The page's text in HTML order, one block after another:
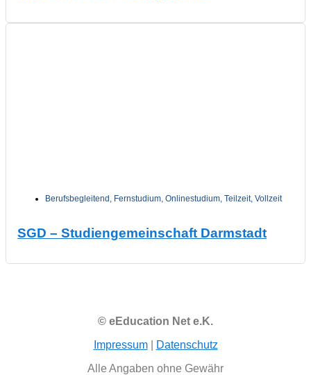
Berufsbegleitend , Fernstudium, Onlinestudium, Teilzeit, Vollzeit
SGD – Studiengemeinschaft Darmstadt
© eEducation Net e.K.
Impressum|
Datenschutz
Alle Angaben ohne Gewähr